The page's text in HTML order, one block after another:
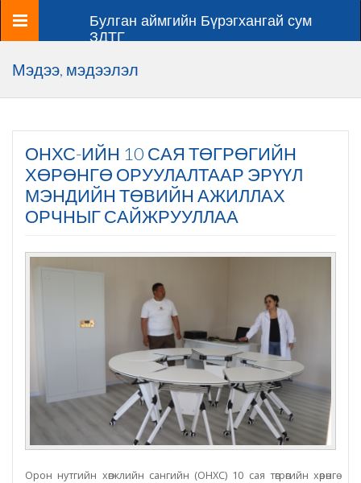
Цэс
Булган аймгийн Бүрэгхангай сум
ЗДТГ
Мэдээ, мэдээлэл
ОНХС-ИЙН 10 САЯ ТӨГРӨГИЙН
ХӨРӨНГӨ ОРУУЛАЛТААР ЭРҮҮЛ
МЭНДИЙН ТӨВИЙН АЖИЛЛАХ
ОРЧНЫГ САЙЖРУУЛЛАА
Орон нутгийн хөгжлийн сангийн (ОНХС) 10 сая төгрөгийн хөрөнгө